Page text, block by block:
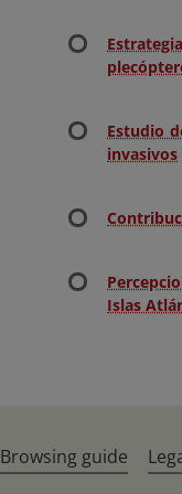
Estudio
invasivos
Islas
Browsing guide